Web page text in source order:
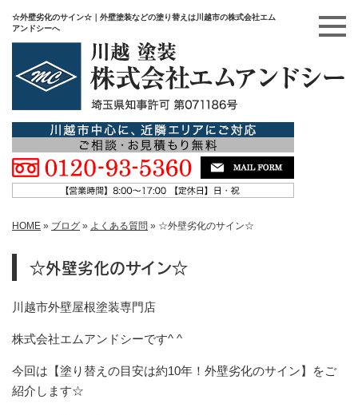
☆外壁劣化のサイン☆｜外壁塗装などの塗り替えは川越市の株式会社エム
アンドシーへ
HOME » ブログ » よくある質問 » ☆外壁劣化のサイン☆
☆外壁劣化のサイン☆
川越市外壁屋根塗装専門店
株式会社エムアンドシーです^ ^
今回は【塗り替えの目安は約10年！外壁劣化のサイン】をご
紹介します☆